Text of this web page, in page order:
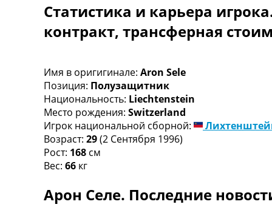
Англия. Премьер Лига
Испания. Ла Лига
Другие Турниры >>>
Таблицы групп Чемпионата Мира
Украина. Премьер-Лига
Украина. Первая Лига
Лига Чемпионов. Таблицы групп
Англия. Премьер-Лига
Испания. Ла Лига
Все таблицы >>>
Рейтинги
Рейтинг клубов УЕФА
Рейтинг ФИФА
Статистика и карьера
контракт, трансферная
Имя в оригигинале: Aron Sele
Позиция: Полузащитник
Национальность: Liechtenstein
Место рождения: Switzerland
Игрок национальной сборной:
Возраст: 29(2 Сентября 1996)
Рост: 168 см
Вес: 66 кг
Арон Селе. Последние